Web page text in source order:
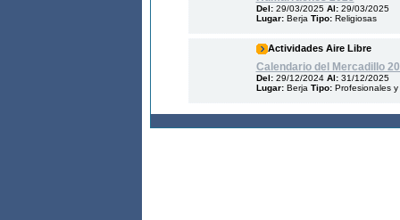
Del: 29/03/2025 Al: 29/03/2025
Lugar: Berja Tipo: Religiosas
Actividades Aire Libre
Calendario del Mercadillo
Del: 29/12/2024 Al: 31/12/2025
Lugar: Berja Tipo: Profesionales y